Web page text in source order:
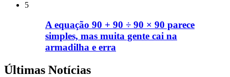
5
A equação 90 + 90 ÷ 90 × 90 parece
simples, mas muita gente cai na
armadilha e erra
Últimas Notícias